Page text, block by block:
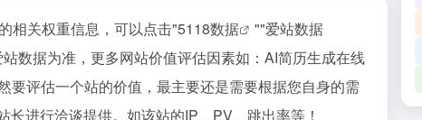
相关权重信息，可以点击"5118数据 ""爱站数据
数据为准，更多网站价值评估因素如：AI简历生成在线
评估一个站的价值，最主要还是需要根据您自身的需
进行洽谈提供。如该站的IP、PV、跳出率等！